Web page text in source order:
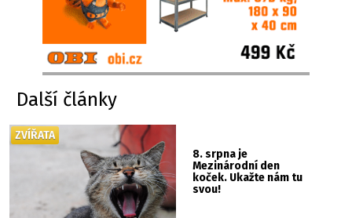
Další články
8. srpna je
Mezinárodní den
koček. Ukažte nám tu
svou!
ZVÍŘATA